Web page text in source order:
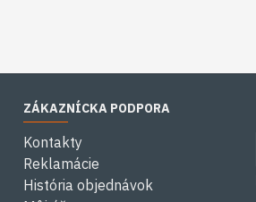
ZÁKAZNÍCKA PODPORA
Kontakty
Reklamácie
História objednávok